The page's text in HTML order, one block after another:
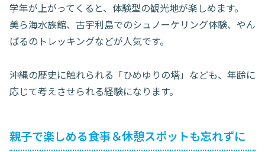
学年が上がってくると、体験型の観光地が楽しめます。
美ら海水族館、古宇利島でのシュノーケリング体験、やん
ばるのトレッキングなどが人気です。
沖縄の歴史に触れられる「ひめゆりの塔」なども、年齢に
応じて考えさせられる経験になります。
親子で楽しめる食事＆休憩スポットも忘れずに